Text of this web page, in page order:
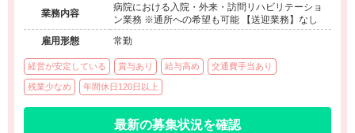
業務内容
病院における入院・外来・訪問リハビリテーショ
ン業務 ※通所への希望も可能 【送迎業務】なし
雇用形態
常勤
経営が安定している 賞与あり 給与高め 交通費手当あり
残業少なめ 年間休日120日以上
最新の募集状況を確認